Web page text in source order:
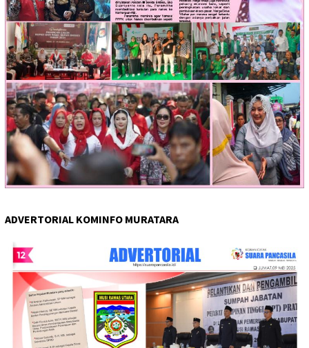
ADVERTORIAL KOMINFO MURATARA